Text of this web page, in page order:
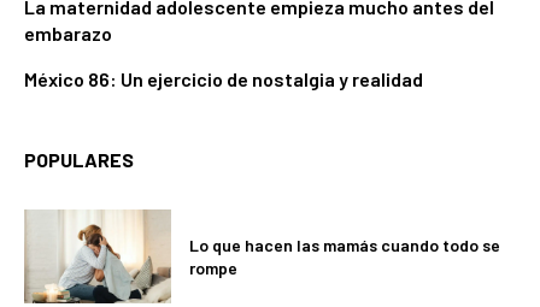
La maternidad adolescente empieza mucho antes del
embarazo
México 86: Un ejercicio de nostalgia y realidad
POPULARES
Lo que hacen las mamás cuando todo se
rompe